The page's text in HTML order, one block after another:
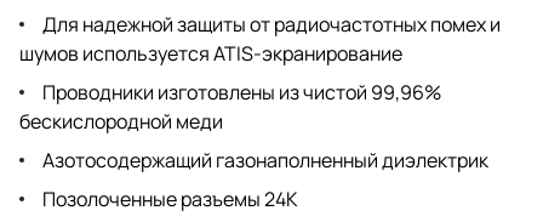
Для надежной защиты от радиочастотных помех и
шумов используется ATIS-экранирование
Проводники изготовлены из чистой 99,96%
бескислородной меди
Азотосодержащий газонаполненный диэлектрик
Позолоченные разъемы 24K